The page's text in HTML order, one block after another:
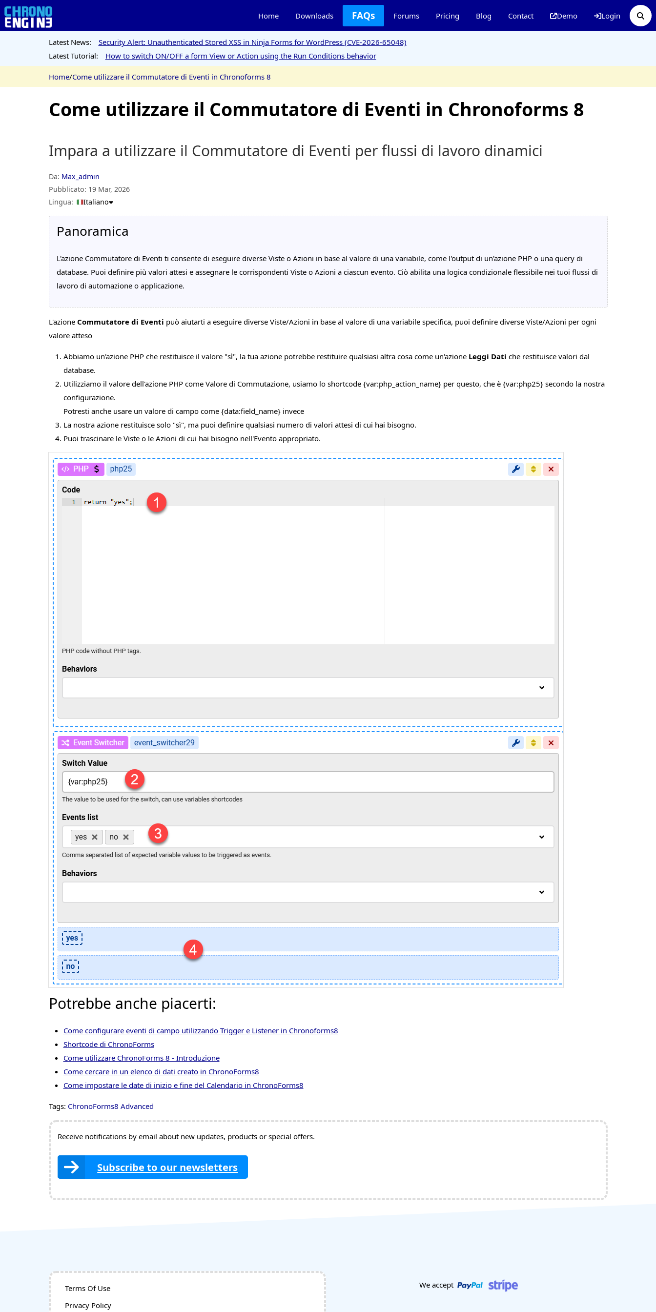
Home Downloads FAQs Forums Pricing Blog Contact Demo Login
Latest News:
Security Alert: Unauthenticated Stored XSS in Ninja Forms for WordPress (CVE-2026-65048)
Latest Tutorial:
How to switch ON/OFF a form View or Action using the Run Conditions behavior
Home/Come utilizzare il Commutatore di Eventi in Chronoforms 8
Come utilizzare il Commutatore di Eventi in Chronoforms 8
Impara a utilizzare il Commutatore di Eventi per flussi di lavoro dinamici
Da: Max_admin
Pubblicato: 19 Mar, 2026
Lingua:
Italiano
Panoramica
L'azione Commutatore di Eventi ti consente di eseguire diverse Viste o Azioni in base al valore di una variabile, come l'output di un'azione PHP o una query di
database. Puoi definire più valori attesi e assegnare le corrispondenti Viste o Azioni a ciascun evento. Ciò abilita una logica condizionale flessibile nei tuoi flussi di
lavoro di automazione o applicazione.
L'azione Commutatore di Eventi può aiutarti a eseguire diverse Viste/Azioni in base al valore di una variabile specifica, puoi definire diverse Viste/Azioni per ogni
valore atteso
Abbiamo un'azione PHP che restituisce il valore "sì", la tua azione potrebbe restituire qualsiasi altra cosa come un'azione Leggi Dati che restituisce valori dal
database.
Utilizziamo il valore dell'azione PHP come Valore di Commutazione, usiamo lo shortcode {var:php_action_name} per questo, che è {var:php25} secondo la nostra
configurazione.
Potresti anche usare un valore di campo come {data:field_name} invece
La nostra azione restituisce solo "sì", ma puoi definire qualsiasi numero di valori attesi di cui hai bisogno.
Puoi trascinare le Viste o le Azioni di cui hai bisogno nell'Evento appropriato.
Potrebbe anche piacerti:
Come configurare eventi di campo utilizzando Trigger e Listener in Chronoforms8
Shortcode di ChronoForms
Come utilizzare ChronoForms 8 - Introduzione
Come cercare in un elenco di dati creato in ChronoForms8
Come impostare le date di inizio e fine del Calendario in ChronoForms8
Tags: ChronoForms8 Advanced
Receive notifications by email about new updates, products or special offers.
Subscribe to our newsletters
Terms Of Use
Privacy Policy
We accept